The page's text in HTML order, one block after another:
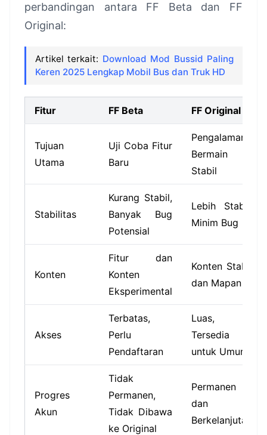
perbandingan antara FF Beta dan FF
Original:
Artikel terkait: Download Mod Bussid Paling
Keren 2025 Lengkap Mobil Bus dan Truk HD
Fitur FF Beta FF Original
Tujuan
Utama
Uji Coba Fitur
Baru
Pengalaman
Bermain
Stabil
Stabilitas
Kurang Stabil,
Banyak Bug
Potensial
Lebih Stabil,
Minim Bug
Konten
Fitur dan
Konten
Eksperimental
Konten Stabil
dan Mapan
Akses
Terbatas,
Perlu
Pendaftaran
Luas,
Tersedia
untuk Umum
Progres
Akun
Tidak
Permanen,
Tidak Dibawa
ke Original
Permanen
dan
Berkelanjutan